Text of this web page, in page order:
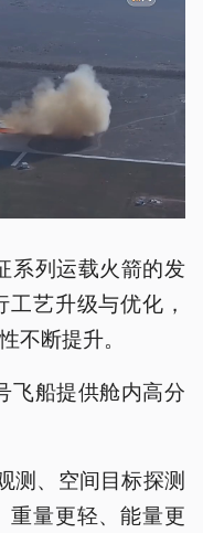
系列运载火箭的发
艺升级与优化，
不断提升。
飞船提供舱内高分
测、空间目标探测
重量更轻、能量更